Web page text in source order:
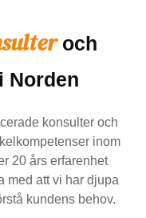
och
konsulter och
inom
20 års erfarenhet
med att vi har djupa
kundens behov.